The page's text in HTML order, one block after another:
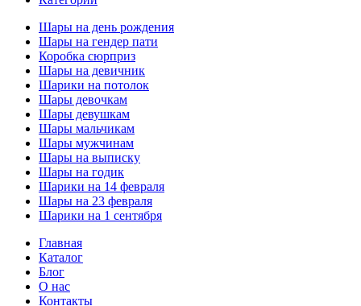
Шары на день рождения
Шары на гендер пати
Коробка сюрприз
Шары на девичник
Шарики на потолок
Шары девочкам
Шары девушкам
Шары мальчикам
Шары мужчинам
Шары на выписку
Шары на годик
Шарики на 14 февраля
Шары на 23 февраля
Шарики на 1 сентября
Главная
Каталог
Блог
О нас
Контакты